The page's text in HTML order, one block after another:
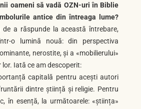
oameni să vadă OZN-uri în Biblie
antice din întreaga lume?
de a răspunde la această întrebare,
o lumină nouă: din perspectiva
nerostite, și a «mobilierului»
Iată ce am descoperit:
capitală pentru acești autori
dintre știință și religie. Pentru
în esență, la următoarele: «știința»